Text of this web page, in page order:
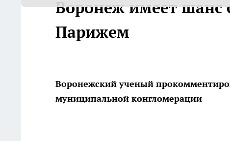
Воронеж имеет шанс
Парижем
Воронежский ученый
муниципальной конгломерации